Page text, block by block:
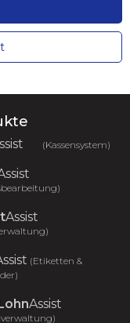
(Kassensystem)
Assist
(Etiketten &
Assist